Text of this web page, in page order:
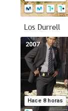
Los Durrell
Hace 8 horas
2007